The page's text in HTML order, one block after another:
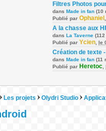
Filtres Photos
dans Made in fan (10
Publié par Ophaniel
A la chasse aux
dans La Taverne
Publié par Ycien le
Création de texte
dans Made in fan (11
Publié par Heretoc
Les projets Olydri Studio